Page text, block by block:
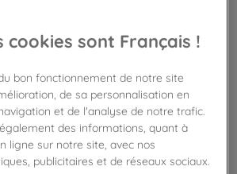
et allergènes
100%
cookies sont Français !
bon fonctionnement de notre site
de sa personnalisation en
et de l'analyse de notre trafic.
des informations, quant à
ligne sur notre site, avec nos
publicitaires et de réseaux sociaux.